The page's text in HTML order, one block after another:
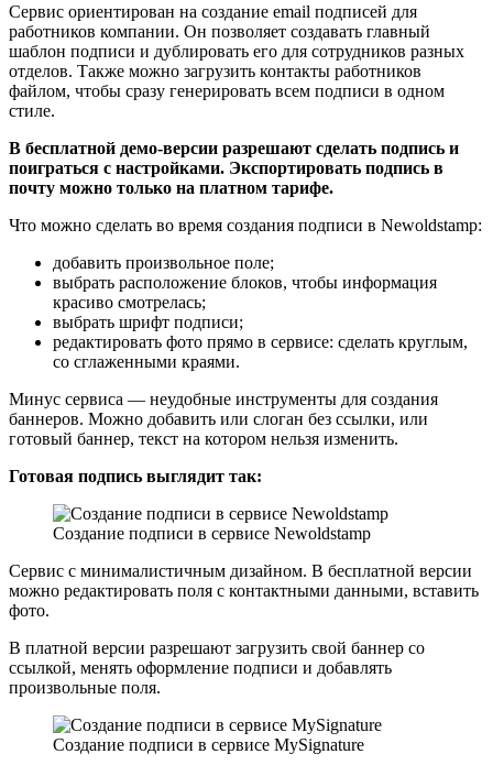
Сервис ориентирован на создание email подписей для
работников компании. Он позволяет создавать главный
шаблон подписи и дублировать его для сотрудников разных
отделов. Также можно загрузить контакты работников
файлом, чтобы сразу генерировать всем подписи в одном
стиле.
В бесплатной демо-версии разрешают сделать подпись и
поиграться с настройками. Экспортировать подпись в
почту можно только на платном тарифе.
Что можно сделать во время создания подписи в Newoldstamp:
добавить произвольное поле;
выбрать расположение блоков, чтобы информация
красиво смотрелась;
выбрать шрифт подписи;
редактировать фото прямо в сервисе: сделать круглым,
со сглаженными краями.
Минус сервиса — неудобные инструменты для создания
баннеров. Можно добавить или слоган без ссылки, или
готовый баннер, текст на котором нельзя изменить.
Готовая подпись выглядит так:
Создание подписи в сервисе Newoldstamp
Сервис с минималистичным дизайном. В бесплатной версии
можно редактировать поля с контактными данными, вставить
фото.
В платной версии разрешают загрузить свой баннер со
ссылкой, менять оформление подписи и добавлять
произвольные поля.
Создание подписи в сервисе MySignature